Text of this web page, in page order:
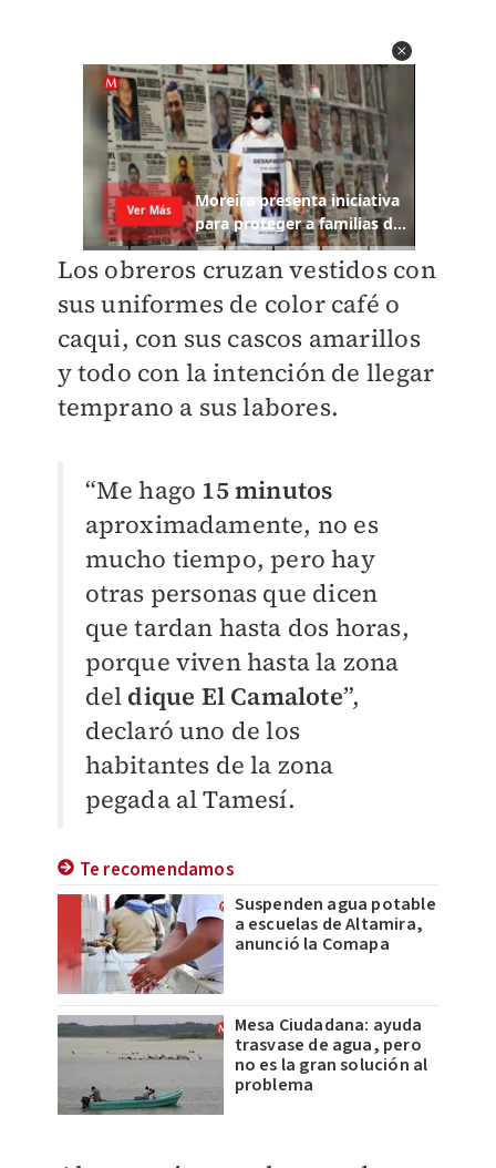
Los obreros cruzan vestidos con
sus uniformes de color café o
caqui, con sus cascos amarillos
y todo con la intención de llegar
temprano a sus labores.
“Me hago 15 minutos
aproximadamente, no es
mucho tiempo, pero hay
otras personas que dicen
que tardan hasta dos horas,
porque viven hasta la zona
del dique El Camalote”,
declaró uno de los
habitantes de la zona
pegada al Tamesí.
Te recomendamos
Suspenden agua potable
a escuelas de Altamira,
anunció la Comapa
Mesa Ciudadana: ayuda
trasvase de agua, pero
no es la gran solución al
problema